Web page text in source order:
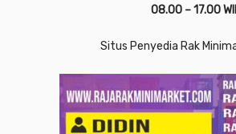
08.00 – 17.00
Situs Penyedia Rak